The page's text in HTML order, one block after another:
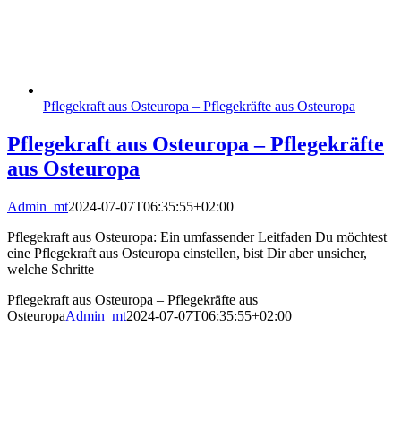
Pflegekraft aus Osteuropa – Pflegekräfte aus Osteuropa
Pflegekraft aus Osteuropa – Pflegekräfte
aus Osteuropa
Admin_mt2024-07-07T06:35:55+02:00
Pflegekraft aus Osteuropa: Ein umfassender Leitfaden Du möchtest
eine Pflegekraft aus Osteuropa einstellen, bist Dir aber unsicher,
welche Schritte
Pflegekraft aus Osteuropa – Pflegekräfte aus
OsteuropaAdmin_mt2024-07-07T06:35:55+02:00